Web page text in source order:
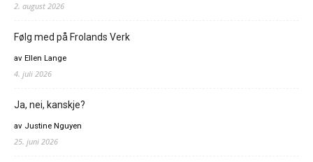
2. august 2026
Følg med på Frolands Verk
av Ellen Lange
4. juli 2026
Ja, nei, kanskje?
av Justine Nguyen
25. juni 2026